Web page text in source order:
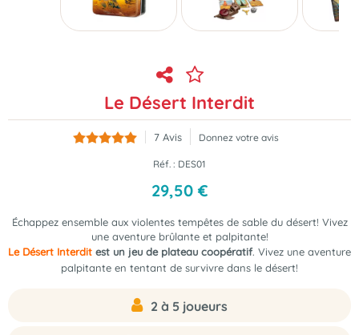
Le Désert Interdit
7 Avis Donnez votre avis
Réf. : DES01
29,50 €
Échappez ensemble aux violentes tempêtes de sable du désert! Vivez
une aventure brûlante et palpitante!
Le Désert Interdit est un jeu de plateau coopératif. Vivez une aventure
palpitante en tentant de survivre dans le désert!
2 à 5 joueurs